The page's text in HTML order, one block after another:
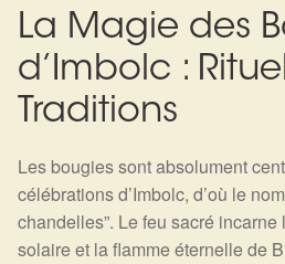
La Magie des
d’Imbolc :
Traditions
Les bougies sont absolument
célébrations d’Imbolc, d’où le
chandelles”. Le feu sacré
solaire et la flamme éternelle de